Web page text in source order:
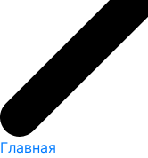
Главная